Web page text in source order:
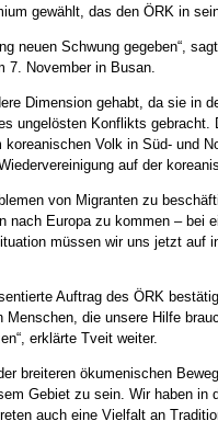
gewählt, das den ÖRK in
neuen Schwung gegeben“,
7. November in Busan.
Dimension gehabt, da sie in
ungelösten Konflikts gebracht.
Volk in Süd- und
auf der
von Migranten zu
Europa zu kommen – bei
müssen wir uns jetzt auf
Auftrag des ÖRK
die unsere Hilfe
erklärte Tveit weiter.
breiteren ökumenischen
Gebiet zu sein. Wir haben in
auch eine Vielfalt an